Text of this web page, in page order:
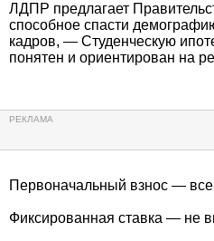
ЛДПР предлагает
способное спасти
кадров, — Студенческую
понятен и ориентирован на
Первоначальный взнос —
Фиксированная ставка — не